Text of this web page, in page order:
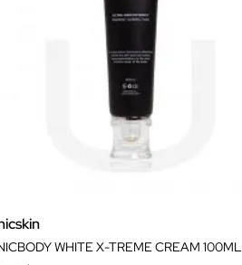
WHITE X-TREME CREAM 100ML